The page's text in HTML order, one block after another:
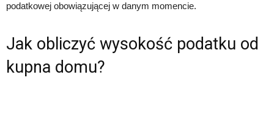
podatkowej obowiązującej w danym momencie.
Jak obliczyć wysokość podatku od
kupna domu?